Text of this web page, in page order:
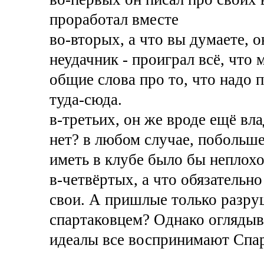
проработал вместе
во-вторых, а что вы думаете,
неудачник - проиграл всё,
общие слова про то, что надо
туда-сюда.
в-третьих, он же вроде ещё
нет? в любом случае,
иметь в клубе было бы
в-четвёртых, а что
свои. А пришлые только
спартаковцем? Однако
идеалы все воспринимают